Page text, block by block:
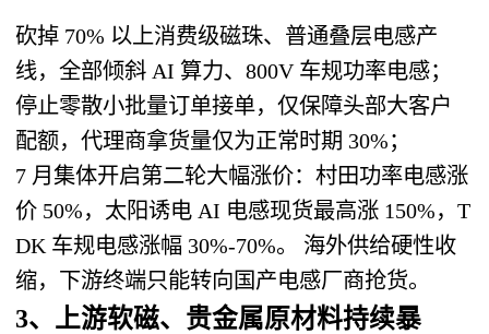
砍掉 70% 以上消费级磁珠、普通叠层电感产
线，全部倾斜 AI 算力、800V 车规功率电感；
停止零散小批量订单接单，仅保障头部大客户
配额，代理商拿货量仅为正常时期 30%；
7 月集体开启第二轮大幅涨价：村田功率电感涨
价 50%，太阳诱电 AI 电感现货最高涨 150%，T
DK 车规电感涨幅 30%-70%。 海外供给硬性收
缩，下游终端只能转向国产电感厂商抢货。
3、上游软磁、贵金属原材料持续暴